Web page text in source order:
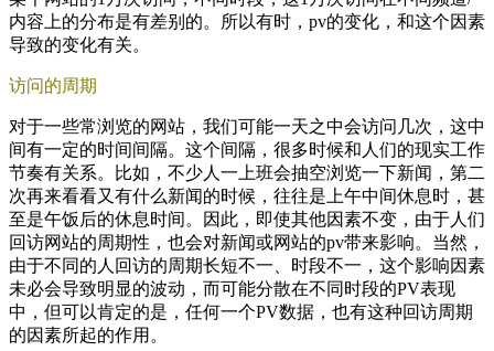
内容上的分布是有差别的。所以有时，pv的变化，和这个因素
导致的变化有关。
访问的周期
对于一些常浏览的网站，我们可能一天之中会访问几次，这中
间有一定的时间间隔。这个间隔，很多时候和人们的现实工作
节奏有关系。比如，不少人一上班会抽空浏览一下新闻，第二
次再来看看又有什么新闻的时候，往往是上午中间休息时，甚
至是午饭后的休息时间。因此，即使其他因素不变，由于人们
回访网站的周期性，也会对新闻或网站的pv带来影响。当然，
由于不同的人回访的周期长短不一、时段不一，这个影响因素
未必会导致明显的波动，而可能分散在不同时段的PV表现
中，但可以肯定的是，任何一个PV数据，也有这种回访周期
的因素所起的作用。